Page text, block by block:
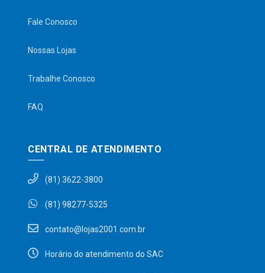
Fale Conosco
Nossas Lojas
Trabalhe Conosco
FAQ
CENTRAL DE ATENDIMENTO
(81) 3622-3800
(81) 98277-5325
contato@lojas2001.com.br
Horário do atendimento do SAC